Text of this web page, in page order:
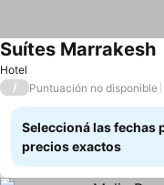
Hotel
Suítes Marrakesh
/ Puntuación no disponible
Seleccioná las fechas
precios exactos